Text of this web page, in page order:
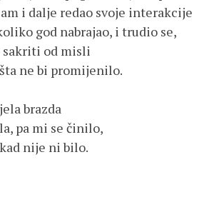
god nabrajao, i trudio se,
sakriti od misli
ne bi promijenilo.
brazda
pa mi se činilo,
nije ni bilo.